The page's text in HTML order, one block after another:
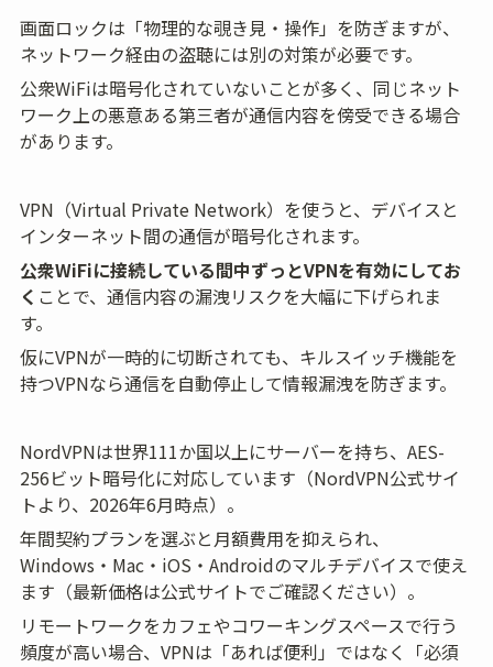
画面ロックは「物理的な覗き見・操作」を防ぎますが、
ネットワーク経由の盗聴には別の対策が必要です。
公衆WiFiは暗号化されていないことが多く、同じネット
ワーク上の悪意ある第三者が通信内容を傍受できる場合
があります。
VPN（Virtual Private Network）を使うと、デバイスと
インターネット間の通信が暗号化されます。
公衆WiFiに接続している間中ずっとVPNを有効にしてお
く ことで、通信内容の漏洩リスクを大幅に下げられま
す。
仮にVPNが一時的に切断されても、キルスイッチ機能を
持つVPNなら通信を自動停止して情報漏洩を防ぎます。
NordVPNは世界111か国以上にサーバーを持ち、AES-
256ビット暗号化に対応しています（NordVPN公式サイ
トより、2026年6月時点）。
年間契約プランを選ぶと月額費用を抑えられ、
Windows・Mac・iOS・Androidのマルチデバイスで使え
ます（最新価格は公式サイトでご確認ください）。
リモートワークをカフェやコワーキングスペースで行う
頻度が高い場合、VPNは「あれば便利」ではなく「必須